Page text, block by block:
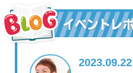
2023.09.22